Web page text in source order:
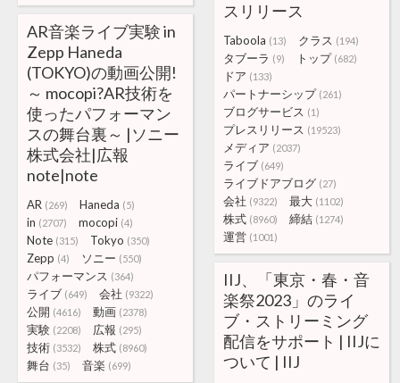
スリリース
Taboola (13) クラス (194)
タブーラ (9) トップ (682)
ドア (133)
パートナーシップ (261)
ブログサービス (1)
プレスリリース (19523)
メディア (2037)
ライブ (649)
ライブドアブログ (27)
会社 (9322) 最大 (1102)
株式 (8960) 締結 (1274)
運営 (1001)
AR音楽ライブ実験 in
Zepp Haneda
(TOKYO)の動画公開!
～ mocopi?AR技術を
使ったパフォーマン
スの舞台裏～ |ソニー
株式会社|広報
note|note
AR (269) Haneda (5)
in (2707) mocopi (4)
Note (315) Tokyo (350)
Zepp (4) ソニー (550)
パフォーマンス (364)
ライブ (649) 会社 (9322)
公開 (4616) 動画 (2378)
実験 (2208) 広報 (295)
技術 (3532) 株式 (8960)
舞台 (35) 音楽 (699)
IIJ、「東京・春・音
楽祭2023」のライ
ブ・ストリーミング
配信をサポート | IIJに
ついて | IIJ